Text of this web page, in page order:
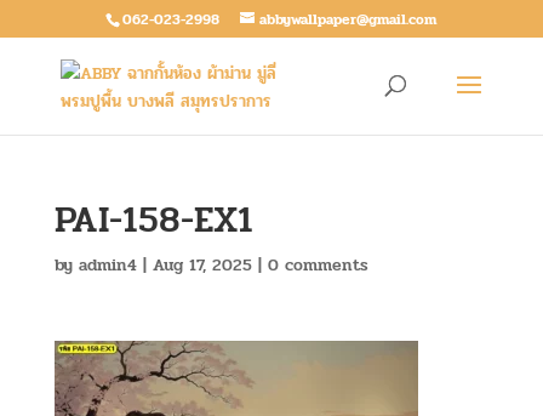
062-023-2998 abbywallpaper@gmail.com
PAI-158-EX1
by admin4| Aug 17, 2025| 0 comments